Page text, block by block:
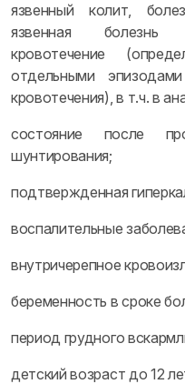
язвенный колит,
язвенная болезнь
кровотечение
отдельными
кровотечения), в т.ч. в
состояние после
шунтирования;
подтвержденная
воспалительные
внутричерепное
беременность в сроке
период грудного
детский возраст до 12